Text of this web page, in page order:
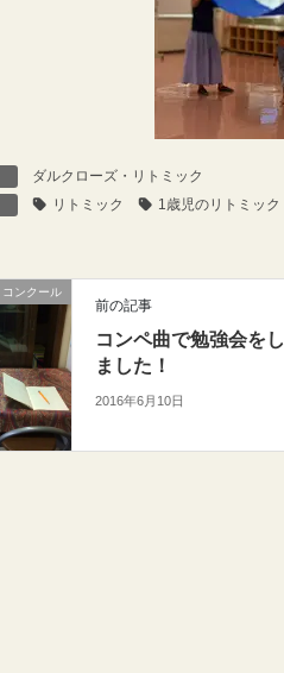
ダルクローズ・リトミック
リトミック 1歳児のリトミック
コンクール
前の記事
コンペ曲で勉強会をし
ました！
2016年6月10日